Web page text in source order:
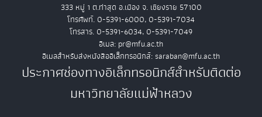
333 หมู่ 1 ต.ท่าสุด อ.เมือง จ. เชียงราย 57100
โทรศัพท์. 0-5391-6000, 0-5391-7034
โทรสาร. 0-5391-6034, 0-5391-7049
อีเมล: pr@mfu.ac.th
อีเมลสำหรับส่งหนังสืออิเล็กทรอนิกส์: saraban@mfu.ac.th
ประกาศช่องทางอิเล็กทรอนิกส์สำหรับติดต่อ
มหาวิทยาลัยแม่ฟ้าหลวง